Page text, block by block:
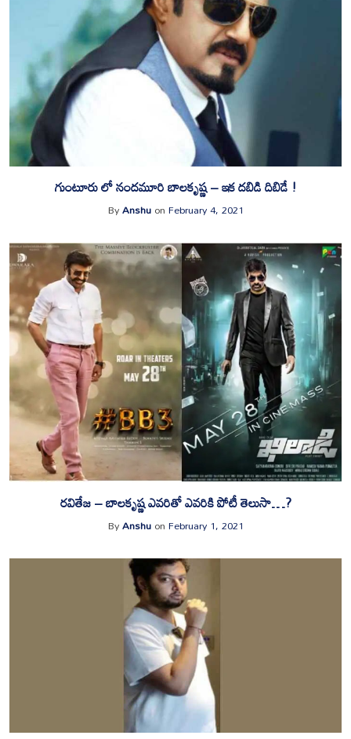
గుంటూరు లో నందమూరి బాలకృష్ణ – ఇక దబిడి దిబిడే !
ByAnshuonFebruary 4, 2021
రవితేజ – బాలకృష్ణ ఎవరితో ఎవరికి పోటీ తెలుసా…?
ByAnshuonFebruary 1, 2021